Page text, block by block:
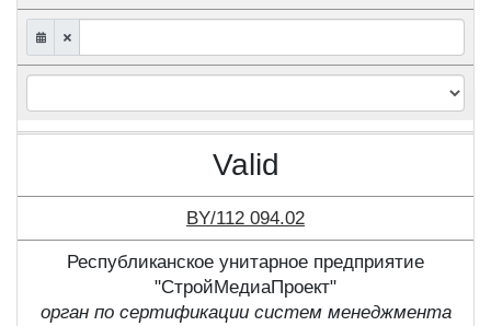
Valid
BY/112 094.02
Республиканское унитарное предприятие
"СтройМедиаПроект"
орган по сертификации систем менеджмента